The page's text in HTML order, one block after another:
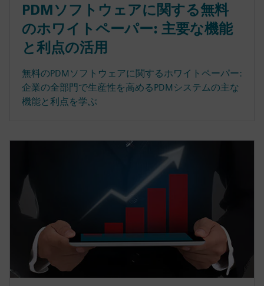
PDMソフトウェアに関する無料
のホワイトペーパー: 主要な機能
と利点の活用
無料のPDMソフトウェアに関するホワイトペーパー:
企業の全部門で生産性を高めるPDMシステムの主な
機能と利点を学ぶ